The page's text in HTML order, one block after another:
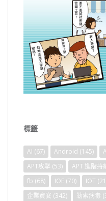
標籤
AI (67) Android (145)
APT攻擊 (53) APT 進階持
fb (68) IOE (70) IOT
企業資安 (342) 勒索病毒